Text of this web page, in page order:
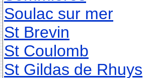
Soulac sur mer
St Brevin
St Coulomb
St Gildas de Rhuys